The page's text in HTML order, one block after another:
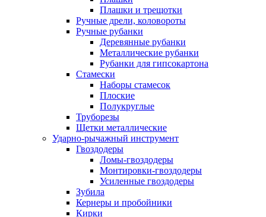
Плашки и трещотки
Ручные дрели, коловороты
Ручные рубанки
Деревянные рубанки
Металлические рубанки
Рубанки для гипсокартона
Стамески
Наборы стамесок
Плоские
Полукруглые
Труборезы
Щетки металлические
Ударно-рычажный инструмент
Гвоздодеры
Ломы-гвоздодеры
Монтировки-гвоздодеры
Усиленные гвоздодеры
Зубила
Кернеры и пробойники
Кирки